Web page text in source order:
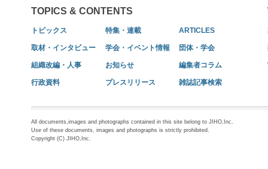
TOPICS & CONTENTS
トピックス 特集・連載 ARTICLES
取材・インタビュー 学会・イベント情報 団体・学会
組織改編・人事 お知らせ 編集者コラム
行政資料 プレスリリース 雑誌記事検索
All documents,images and photographs contained in this site belong to JIHO,Inc.
Use of these documents, images and photographs is strictly prohibited.
Copyright (C) JIHO,Inc.